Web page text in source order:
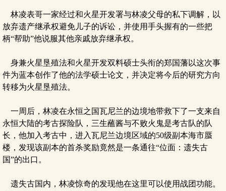
林凌表哥一家经过和火星开发署与林凌父母的私下调解，以
放弃遗产继承权避免儿子的诉讼，并使用手头握有的一些把
柄“帮助”他说服其他亲戚放弃继承权。
身兼火星垦殖法和火星开发双料硕士头衔的郑国藩以这次事
件为蓝本创作了他的法学硕士论文，并决定将今后的研究方向
转移为火星垦殖法。
一周后，林凌在永恒之国瓦尼兰的边境地带救下了一支来自
永恒大陆的考古探险队，三生蘸酱与不败火鬼是考古队的队
长，他加入考古中，进入瓦尼兰边境区域的50级副本海市蜃
楼，发现该副本的首杀奖励竟然是一条通往“位面：遗失古
国”的出口。
遗失古国内，林凌惊奇的发现他在这里可以使用战团功能。